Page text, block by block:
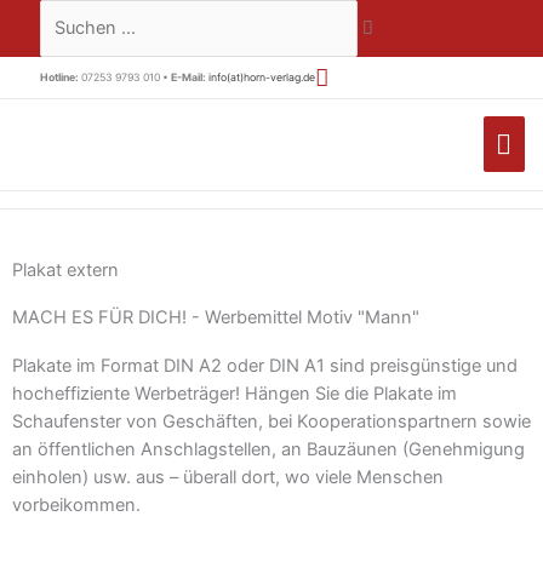
springen
Suchen …
Hotline: 07253 9793 010 • E-Mail: info(at)horn-verlag.de
Plakat extern
MACH ES FÜR DICH! - Werbemittel Motiv "Mann"
Plakate im Format DIN A2 oder DIN A1 sind preisgünstige und
hocheffiziente Werbeträger! Hängen Sie die Plakate im
Schaufenster von Geschäften, bei Kooperationspartnern sowie
an öffentlichen Anschlagstellen, an Bauzäunen (Genehmigung
einholen) usw. aus – überall dort, wo viele Menschen
vorbeikommen.